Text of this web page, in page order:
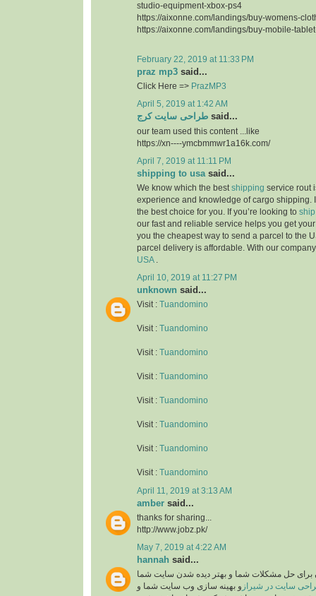
studio-equipment-xbox-ps4
https://aixonne.com/landings/buy-womens-
https://aixonne.com/landings/buy-mobile-
February 22, 2019 at 11:33 PM
praz mp3 said...
Click Here => PrazMP3
April 5, 2019 at 1:42 AM
طراحی سایت کرج said...
our team used this content ...like
https://xn----ymcbmmwr1a16k.com/
April 7, 2019 at 11:11 PM
shipping to usa said...
We know which the best shipping service rout
experience and knowledge of cargo shipping.
the best choice for you. If you’re looking to
our fast and reliable service helps you get
you the cheapest way to send a parcel to the
parcel delivery is affordable. With our
USA.
April 10, 2019 at 11:27 PM
unknown said...
Visit : Tuandomino
Visit : Tuandomino
Visit : Tuandomino
Visit : Tuandomino
Visit : Tuandomino
Visit : Tuandomino
Visit : Tuandomino
Visit : Tuandomino
April 11, 2019 at 3:13 AM
amber said...
thanks for sharing...
http://www.jobz.pk/
May 7, 2019 at 4:22 AM
hannah said...
حل مشکلات شما و بهتر دیده شدن سایت شما
سایت در شیراز و بهینه سازی وب سایت شما و